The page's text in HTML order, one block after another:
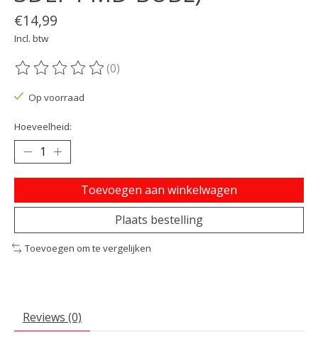
€14,99
Incl. btw
De beoordeling van dit product is
(0)
Op voorraad
Hoeveelheid:
Toevoegen aan winkelwagen
Plaats bestelling
Toevoegen om te vergelijken
Reviews (0)